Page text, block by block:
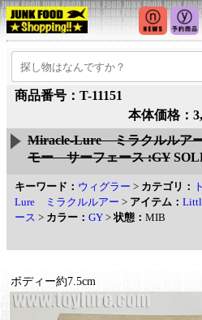
商品番号：T-11151
本体価格：
Miracle-Lure ミラクルルア
モー サーフェース :GY
キーワード： ウィグラー > カテゴリ：
Lure ミラクルルアー > アイテム：
ース > カラー： GY >状態： MIB
ボディー約7.5cm